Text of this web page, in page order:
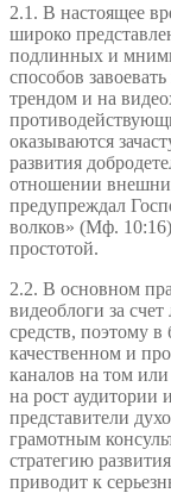
2.1. В настоящее
широко
подлинных и
способов
трендом и на
оказываются
развития
отношении
предупреждал
волков» (Мф.
простотой.
2.2. В основном
видеоблоги за
средств, поэтому
качественном и
каналов на том
на рост аудитории
представители
грамотным
стратегию
приводит к